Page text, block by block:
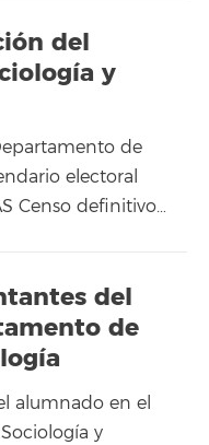
del
y
de
electoral
Censo definitivo…
del
de
alumnado en el
y